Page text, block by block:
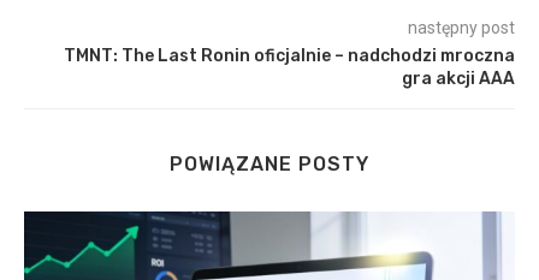
następny post
TMNT: The Last Ronin oficjalnie – nadchodzi mroczna
gra akcji AAA
POWIĄZANE POSTY